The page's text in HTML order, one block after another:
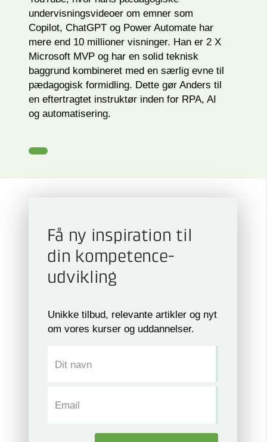
undervisningsvideoer om emner som
Copilot, ChatGPT og Power Automate har
mere end 10 millioner visninger. Han er 2 X
Microsoft MVP og har en solid teknisk
baggrund kombineret med en særlig evne til
pædagogisk formidling. Dette gør Anders til
en eftertragtet instruktør inden for RPA, AI
og automatisering.
Få ny inspiration til
din kompetence­
udvikling
Unikke tilbud, relevante artikler og nyt
om vores kurser og uddannelser.
Dit navn
Email